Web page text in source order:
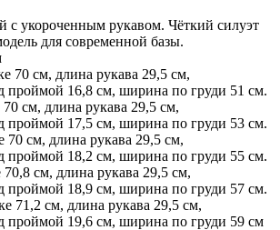
с укороченным рукавом. Чёткий силуэт
для современной базы.
70 см, длина рукава 29,5 см,
проймой 16,8 см, ширина по груди 51 см.
см, длина рукава 29,5 см,
проймой 17,5 см, ширина по груди 53 см.
см, длина рукава 29,5 см,
проймой 18,2 см, ширина по груди 55 см.
см, длина рукава 29,5 см,
проймой 18,9 см, ширина по груди 57 см.
71,2 см, длина рукава 29,5 см,
проймой 19,6 см, ширина по груди 59 см